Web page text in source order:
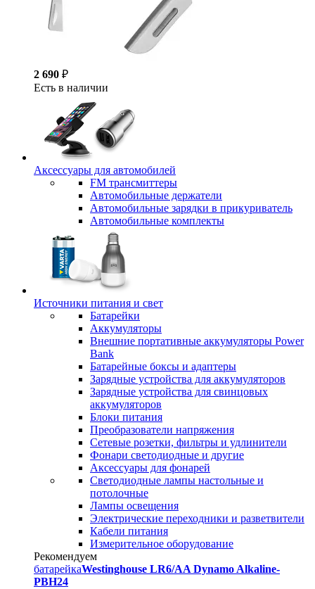
2 690 ₽
Есть в наличии
Аксессуары для автомобилей
FM трансмиттеры
Автомобильные держатели
Автомобильные зарядки в прикуриватель
Автомобильные комплекты
Источники питания и свет
Батарейки
Аккумуляторы
Внешние портативные аккумуляторы Power
Bank
Батарейные боксы и адаптеры
Зарядные устройства для аккумуляторов
Зарядные устройства для свинцовых
аккумуляторов
Блоки питания
Преобразователи напряжения
Сетевые розетки, фильтры и удлинители
Фонари светодиодные и другие
Аксессуары для фонарей
Светодиодные лампы настольные и
потолочные
Лампы освещения
Электрические переходники и разветвители
Кабели питания
Измерительное оборудование
Рекомендуем
батарейкаWestinghouse LR6/AA Dynamo Alkaline-
PBH24